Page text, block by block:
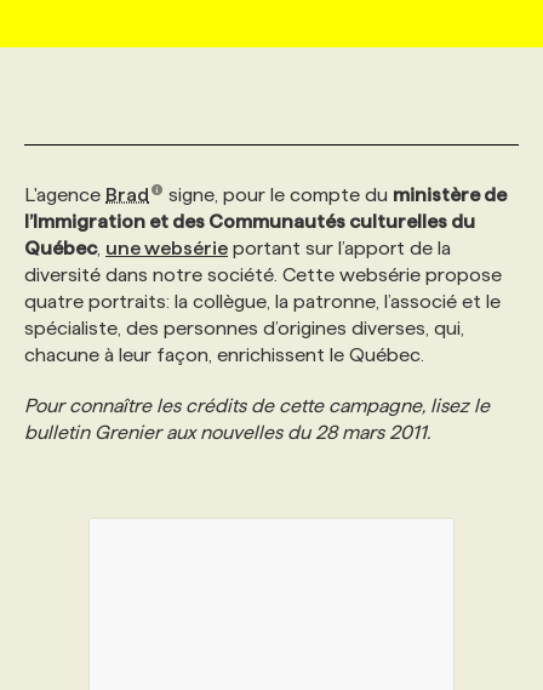
AFFAIRES DE L'INDUSTRIE
INITIATIVES NUMÉRIQUES
PRIX ET DISTINCTIONS
TENDANCES
WEB & MÉDIAS SOCIAUX
MARKETING DURABLE
GEO/SEO
ÉVÉNEMENTIEL
NOS AUTEUR‧RICES
INFOLETTRE PUBLICITÉ
ANNONCEZ AVEC NOUS
CONSULTER LA CVTHÈQUE
PROFIL ENTREPRISE
FAQ
ANNONCEZ AVEC NOUS
VOIR LES OFFRES
PROFIL CANDIDAT
FAQ
ANNONCEZ AVEC NOUS
NOS FORMATIONS EN LIGNE
NOS PARCOURS DE FORMATIONS
FORMATIONS PERSONNALISÉES
NOS FORMATEUR‧RICES
NOS TARIFS
CHASSE DE TÊTE
SERVICE DE CHASSE DE TÊTE
NOS TARIFS
NOS EXPERTISES
ANNONCEZ AVEC NOUS
L'agence Brad signe, pour le compte du ministère de
l’Immigration et des Communautés culturelles du
Québec, une websérie portant sur l’apport de la
diversité dans notre société. Cette websérie propose
quatre portraits: la collègue, la patronne, l’associé et le
spécialiste, des personnes d’origines diverses, qui,
chacune à leur façon, enrichissent le Québec.
Pour connaître les crédits de cette campagne, lisez le
bulletin Grenier aux nouvelles du 28 mars 2011.